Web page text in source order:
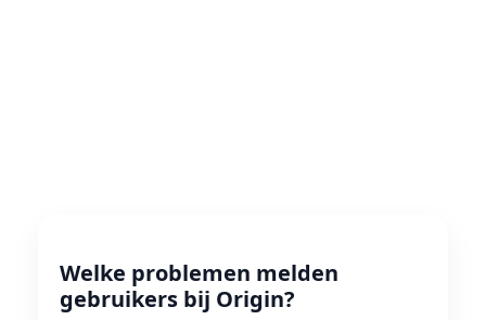
Welke problemen melden
gebruikers bij Origin?